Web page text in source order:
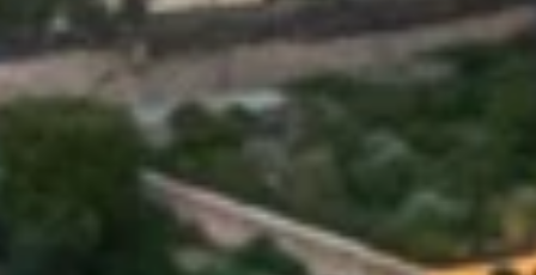
Vrste počitnic
Blagovne znamke
Ami Loyalty program